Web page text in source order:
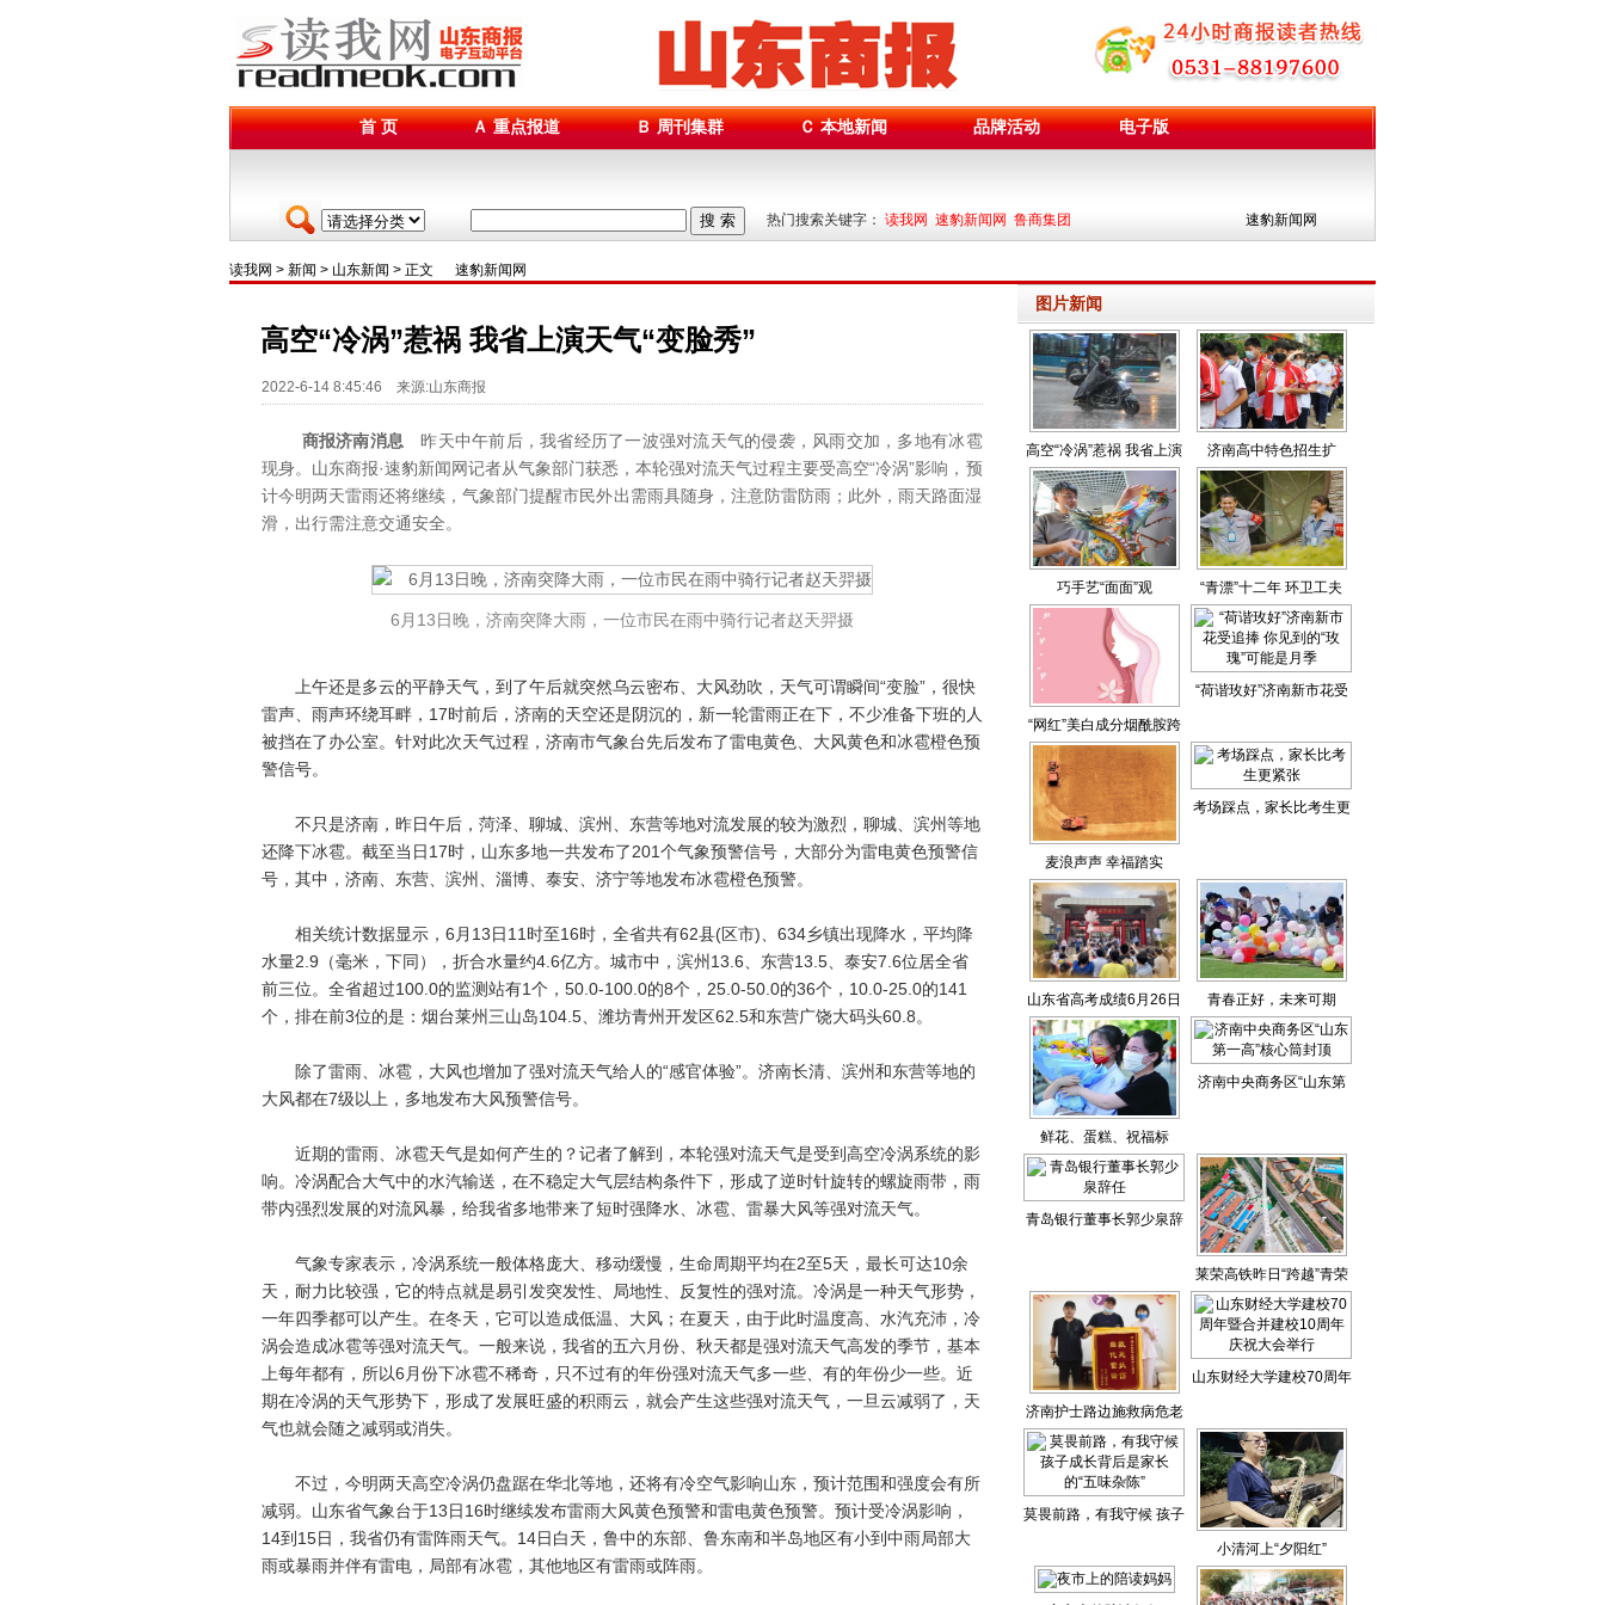
首 页 Ａ 重点报道 Ｂ 周刊集群 Ｃ 本地新闻 品牌活动 电子版
搜 索 热门搜索关键字： 读我网 速豹新闻网 鲁商集团 速豹新闻网
读我网 > 新闻 > 山东新闻 > 正文 速豹新闻网
高空“冷涡”惹祸 我省上演天气“变脸秀”
2022-6-14 8:45:46 来源:山东商报
商报济南消息 昨天中午前后，我省经历了一波强对流天气的侵袭，风雨交加，多地有冰雹
现身。山东商报·速豹新闻网记者从气象部门获悉，本轮强对流天气过程主要受高空“冷涡”影响，预
计今明两天雷雨还将继续，气象部门提醒市民外出需雨具随身，注意防雷防雨；此外，雨天路面湿
滑，出行需注意交通安全。
6月13日晚，济南突降大雨，一位市民在雨中骑行记者赵天羿摄
上午还是多云的平静天气，到了午后就突然乌云密布、大风劲吹，天气可谓瞬间“变脸”，很快
雷声、雨声环绕耳畔，17时前后，济南的天空还是阴沉的，新一轮雷雨正在下，不少准备下班的人
被挡在了办公室。针对此次天气过程，济南市气象台先后发布了雷电黄色、大风黄色和冰雹橙色预
警信号。
不只是济南，昨日午后，菏泽、聊城、滨州、东营等地对流发展的较为激烈，聊城、滨州等地
还降下冰雹。截至当日17时，山东多地一共发布了201个气象预警信号，大部分为雷电黄色预警信
号，其中，济南、东营、滨州、淄博、泰安、济宁等地发布冰雹橙色预警。
相关统计数据显示，6月13日11时至16时，全省共有62县(区市)、634乡镇出现降水，平均降
水量2.9（毫米，下同），折合水量约4.6亿方。城市中，滨州13.6、东营13.5、泰安7.6位居全省
前三位。全省超过100.0的监测站有1个，50.0-100.0的8个，25.0-50.0的36个，10.0-25.0的141
个，排在前3位的是：烟台莱州三山岛104.5、潍坊青州开发区62.5和东营广饶大码头60.8。
除了雷雨、冰雹，大风也增加了强对流天气给人的“感官体验”。济南长清、滨州和东营等地的
大风都在7级以上，多地发布大风预警信号。
近期的雷雨、冰雹天气是如何产生的？记者了解到，本轮强对流天气是受到高空冷涡系统的影
响。冷涡配合大气中的水汽输送，在不稳定大气层结构条件下，形成了逆时针旋转的螺旋雨带，雨
带内强烈发展的对流风暴，给我省多地带来了短时强降水、冰雹、雷暴大风等强对流天气。
气象专家表示，冷涡系统一般体格庞大、移动缓慢，生命周期平均在2至5天，最长可达10余
天，耐力比较强，它的特点就是易引发突发性、局地性、反复性的强对流。冷涡是一种天气形势，
一年四季都可以产生。在冬天，它可以造成低温、大风；在夏天，由于此时温度高、水汽充沛，冷
涡会造成冰雹等强对流天气。一般来说，我省的五六月份、秋天都是强对流天气高发的季节，基本
上每年都有，所以6月份下冰雹不稀奇，只不过有的年份强对流天气多一些、有的年份少一些。近
期在冷涡的天气形势下，形成了发展旺盛的积雨云，就会产生这些强对流天气，一旦云减弱了，天
气也就会随之减弱或消失。
不过，今明两天高空冷涡仍盘踞在华北等地，还将有冷空气影响山东，预计范围和强度会有所
减弱。山东省气象台于13日16时继续发布雷雨大风黄色预警和雷电黄色预警。预计受冷涡影响，
14到15日，我省仍有雷阵雨天气。14日白天，鲁中的东部、鲁东南和半岛地区有小到中雨局部大
雨或暴雨并伴有雷电，局部有冰雹，其他地区有雷雨或阵雨。
图片新闻
高空“冷涡”惹祸 我省上演
天气“变脸秀”
济南高中特色招生扩
大“朋友圈”新增人文社科
和空乘班
巧手艺“面面”观 “青漂”十二年 环卫工夫
妇“扫”出新生活
“网红”美白成分烟酰胺跨
界进入零食圈，网友：容
貌焦虑已到这个地步了吗
“荷谐玫好”济南新市花受
是月季
麦浪声声 幸福踏实
考场踩点，家长比考生更
山东省高考成绩6月26日
前公布
青春正好，未来可期
鲜花、蛋糕、祝福标
语……高考收官 这些温情
瞬间最动人
济南中央商务区“山东第
青岛银行董事长郭少泉辞
莱荣高铁昨日“跨越”青荣
城际铁路
济南护士路边施救病危老
者获赞
山东财经大学建校70周年
会举行
莫畏前路，有我守候 孩子
杂陈”
小清河上“夕阳红”